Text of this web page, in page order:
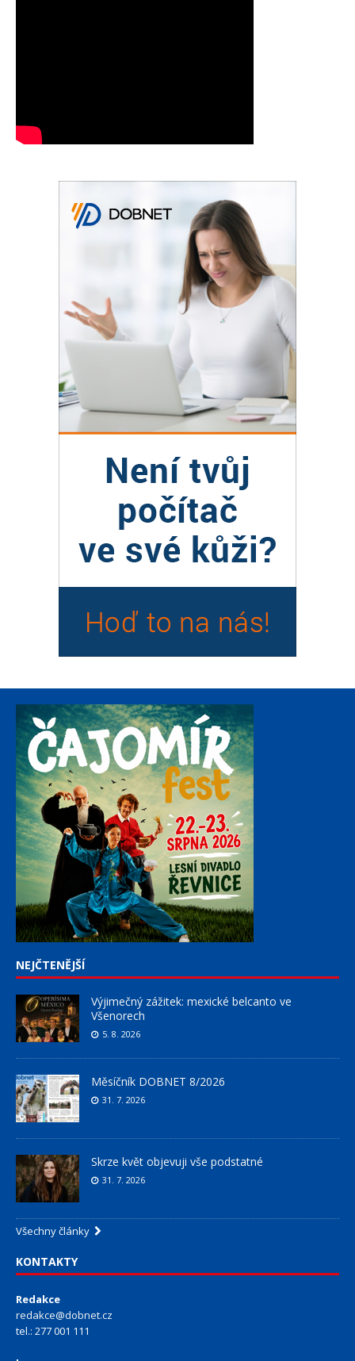
NEJČTENĚJŠÍ
Výjimečný zážitek: mexické belcanto ve
Všenorech
5. 8. 2026
Měsíčník DOBNET 8/2026
31. 7. 2026
Skrze květ objevuji vše podstatné
31. 7. 2026
Všechny články
KONTAKTY
Redakce
redakce@dobnet.cz
tel.: 277 001 111